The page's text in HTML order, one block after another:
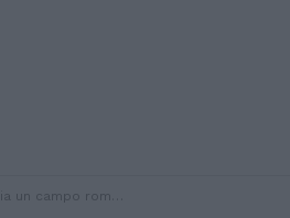
ai bimbi di andare a scuola